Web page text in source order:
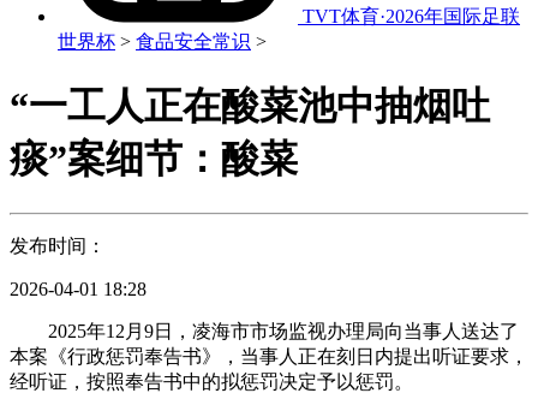
TVT体育·2026年国际足联
世界杯 > 食品安全常识 >
“一工人正在酸菜池中抽烟吐
痰”案细节：酸菜
发布时间：
2026-04-01 18:28
2025年12月9日，凌海市市场监视办理局向当事人送达了
本案《行政惩罚奉告书》，当事人正在刻日内提出听证要求，
经听证，按照奉告书中的拟惩罚决定予以惩罚。